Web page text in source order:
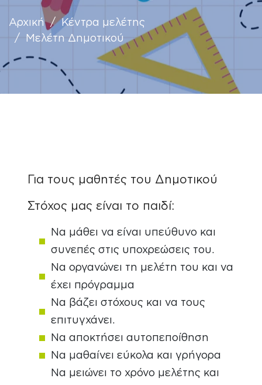
Αποτελέσματα Εξετάσεων
Επικοινωνία
Αρχική/Κέντρα μελέτης
/ Μελέτη Δημοτικού
Για τους μαθητές του Δημοτικού
Στόχος μας είναι το παιδί:
Να μάθει να είναι υπεύθυνο και
συνεπές στις υποχρεώσεις του.
Να οργανώνει τη μελέτη του και να
έχει πρόγραμμα
Να βάζει στόχους και να τους
επιτυγχάνει.
Να αποκτήσει αυτοπεποίθηση
Να μαθαίνει εύκολα και γρήγορα
Να μειώνει το χρόνο μελέτης και